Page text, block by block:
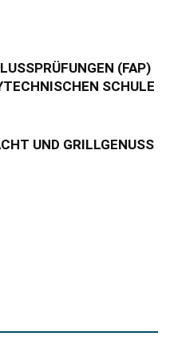
(FAP)
SCHULE
UND GRILLGENUSS